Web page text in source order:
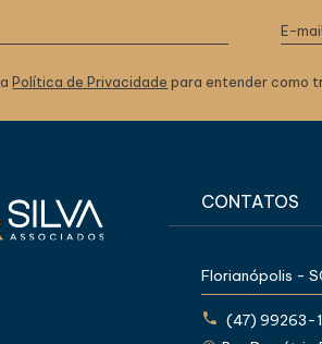
Política de Privacidade para entender como
CONTATOS
Florianópolis -
(47) 99263-